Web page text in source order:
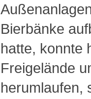
Bierbänke
hatte, konnte
Freigelände
herumlaufen,